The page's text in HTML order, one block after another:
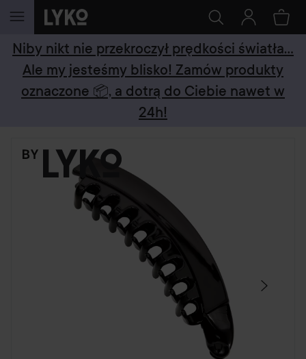
PRZEJDŹ DO TREŚCI
Niby nikt nie przekroczył prędkości światła...
Ale my jesteśmy blisko! Zamów produkty
oznaczone 📦, a dotrą do Ciebie nawet w
24h!
POMIŃ SEKCJĘ